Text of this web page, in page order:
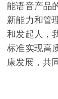
能语音产品
新能力和管
和发起人，
标准实现高
康发展，共